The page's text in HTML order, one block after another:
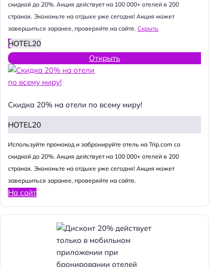
скидкой до 20%. Акция действует на 100 000+ отелей в 200
странах. Экономьте на отдыхе уже сегодня! Акция может
завершиться заранее, проверяйте на сайте. Скрыть
HOTEL20
Открыть
Скидка 20% на отели по всему миру!
HOTEL20
Используйте промокод и забронируйте отель на Trip.com со
скидкой до 20%. Акция действует на 100 000+ отелей в 200
странах. Экономьте на отдыхе уже сегодня! Акция может
завершиться заранее, проверяйте на сайте.
На сайт